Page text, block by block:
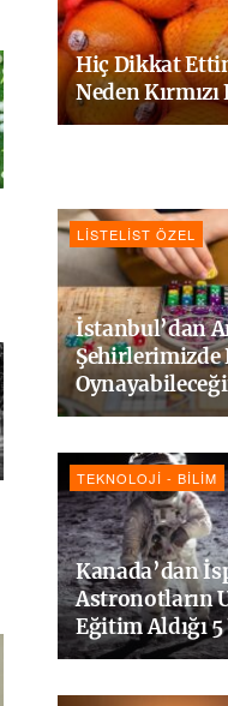
Hiç Dikkat
Neden
LISTELIST ÖZEL
İstanbul’dan
Şehirlerimizde
TEKNOLOJI - BILIM
Kanada’dan
Astronotların
Eğitim Aldığı 5